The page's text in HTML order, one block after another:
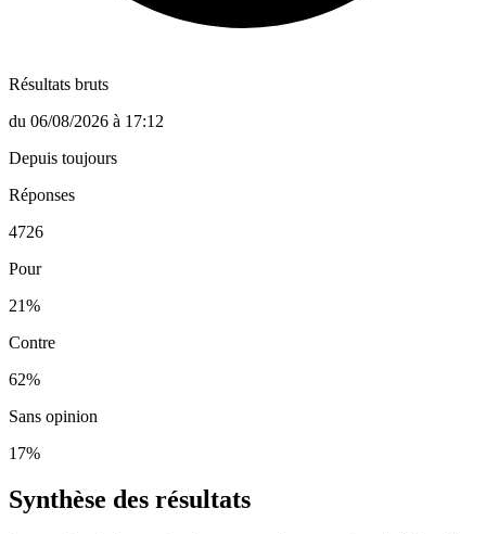
Résultats bruts
du 06/08/2026 à 17:12
Depuis toujours
Réponses
4726
Pour
21%
Contre
62%
Sans opinion
17%
Synthèse des résultats